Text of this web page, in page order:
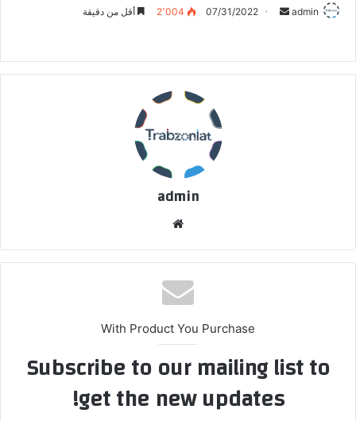
admin
أرسل 07/31/2022 2٬004 أقل من دقيقة
admin
With Product You Purchase
Subscribe to our mailing list to
get the new updates!